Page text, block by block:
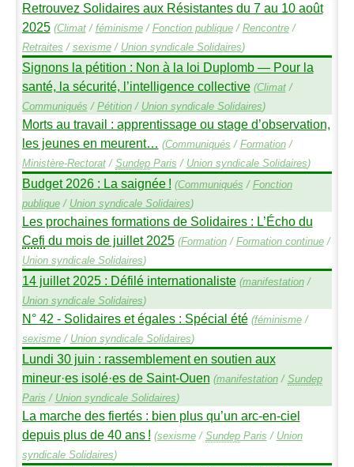
Retrouvez Solidaires aux Résistantes du 7 au 10 août
2025 (Climat/ féminisme/ Fonction publique/ Rencontre/
Retraites / sexisme/ Union syndicale Solidaires)
Signons la pétition : Non à la loi Duplomb — Pour la
santé, la sécurité, l’intelligence collective (Climat/
Communiqués / Pétition/ Union syndicale Solidaires)
Morts au travail : apprentissage ou stage d’observation,
les jeunes en meurent… (Communiqués / Formation/
Ministère-Rectorat/ SundepParis / Union syndicale Solidaires)
Budget 2026 : La saignée ! (Communiqués / Fonction
publique/ Union syndicale Solidaires)
Les prochaines formations de Solidaires : L’Écho du
Cefi du mois de juillet 2025 (Formation/ Formation continue/
Union syndicale Solidaires)
14 juillet 2025 : Défilé internationaliste (manifestation/
Union syndicale Solidaires)
N° 42 - Solidaires et égales : Spécial été (féminisme/
sexisme/ Union syndicale Solidaires)
Lundi 30 juin : rassemblement en soutien aux
mineur·es isolé·es de Saint-Ouen (manifestation/ Sundep
Paris / Union syndicale Solidaires)
La marche des fiertés : bien plus qu’un arc-en-ciel
depuis plus de 40 ans ! (sexisme/ SundepParis / Union
syndicale Solidaires)